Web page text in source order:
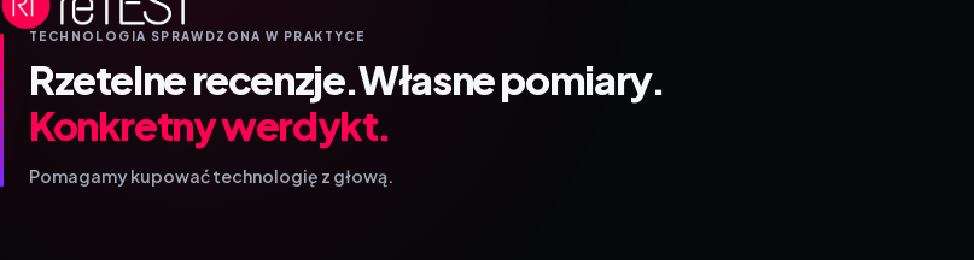
TECHNOLOGIA SPRAWDZONA W PRAKTYCE
Rzetelne recenzje.Własne pomiary.
Konkretny werdykt.
Pomagamy kupować technologię z głową.